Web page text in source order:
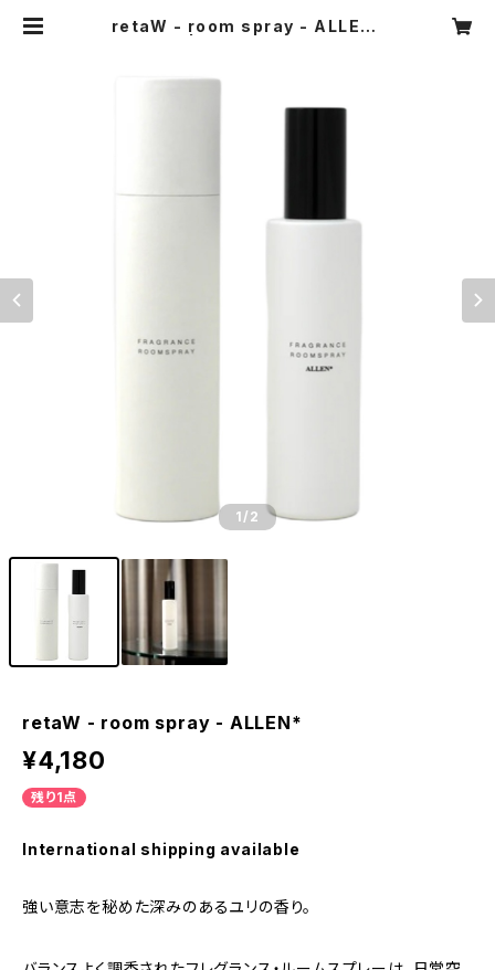
retaW - room spray - ALLEN*
1 /2
retaW - room spray - ALLEN*
¥4,180
残り1点
International shipping available
強い意志を秘めた深みのあるユリの香り。